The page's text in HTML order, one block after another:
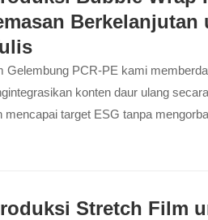
Gelembung PCR-PE kami
konten daur ulang
mencapai target ESG tanpa
Stretch Film